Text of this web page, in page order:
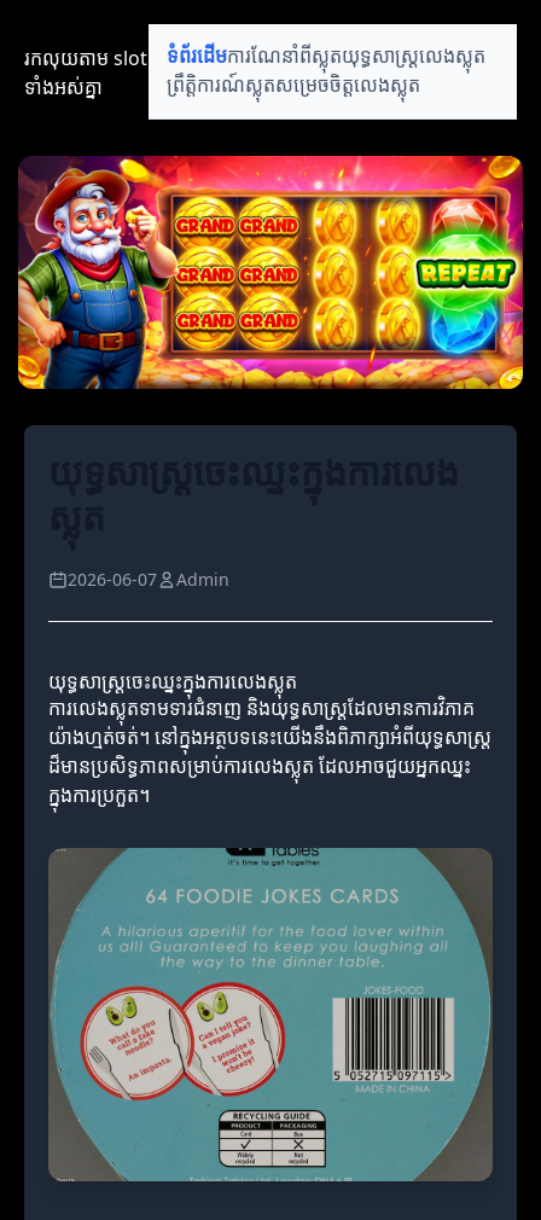
រកលុយតាម​ slot​​
ទាំងអស់គ្នា
ទំព័រដើមការណែនាំពីស្លុតយុទ្ធសាស្ត្រលេងស្លុត
ព្រឹត្តិការណ៍ស្លុតសម្រេចចិត្តលេងស្លុត
2026-06-07 Admin
យុទ្ធសាស្ត្រចេះឈ្នះក្នុងការលេងស្លុត
ការលេងស្លុតទាមទារ​ជំនាញ និងយុទ្ធសាស្ត្រដែលមានការវិភាគ
យ៉ាងហ្មត់ចត់។ នៅក្នុងអត្ថបទនេះយើងនឹងពិភាក្សាអំពីយុទ្ធសាស្ត្រ
ដ៏មានប្រសិទ្ធភាពសម្រាប់ការលេងស្លុត ដែលអាចជួយអ្នកឈ្នះ
ក្នុងការប្រកួត។